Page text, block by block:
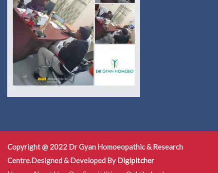
Copyright @ 2022 Dr Gyan Homoeopathic & Research
Centre.Designed & Developed By Digipitcher